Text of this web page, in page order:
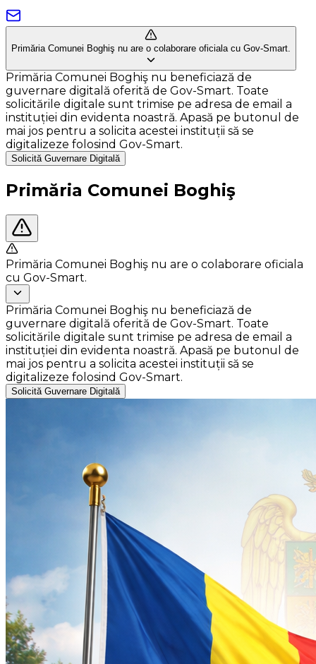
Primăria Comunei Boghiş nu are o colaborare oficiala cu Gov-Smart.
Primăria Comunei Boghiş nu beneficiază de
guvernare digitală oferită de Gov-Smart. Toate
solicitările digitale sunt trimise pe adresa de email a
instituției din evidenta noastră. Apasă pe butonul de
mai jos pentru a solicita acestei instituții să se
digitalizeze folosind Gov-Smart.
Solicită Guvernare Digitală
Primăria Comunei Boghiş
Primăria Comunei Boghiş nu are o colaborare oficiala
cu Gov-Smart.
Primăria Comunei Boghiş nu beneficiază de
guvernare digitală oferită de Gov-Smart. Toate
solicitările digitale sunt trimise pe adresa de email a
instituției din evidenta noastră. Apasă pe butonul de
mai jos pentru a solicita acestei instituții să se
digitalizeze folosind Gov-Smart.
Solicită Guvernare Digitală